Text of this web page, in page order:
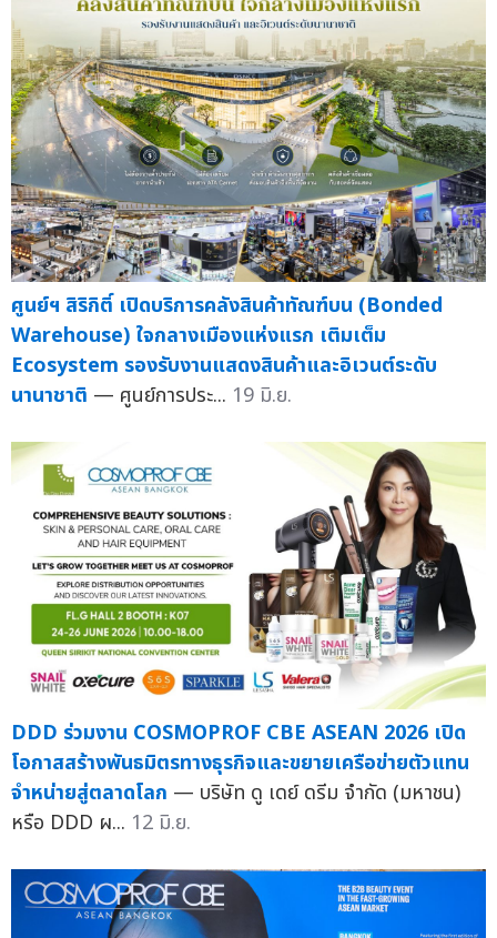
ศูนย์ฯ สิริกิติ์ เปิดบริการคลังสินค้าทัณฑ์บน (Bonded
Warehouse) ใจกลางเมืองแห่งแรก เติมเต็ม
Ecosystem รองรับงานแสดงสินค้าและอิเวนต์ระดับ
นานาชาติ — ศูนย์การประ... 19 มิ.ย.
DDD ร่วมงาน COSMOPROF CBE ASEAN 2026 เปิด
โอกาสสร้างพันธมิตรทางธุรกิจและขยายเครือข่ายตัวแทน
จำหน่ายสู่ตลาดโลก — บริษัท ดู เดย์ ดรีม จำกัด (มหาชน)
หรือ DDD ผ... 12 มิ.ย.